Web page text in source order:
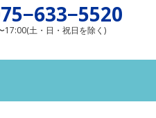
17:00(土・日・祝日を除く)